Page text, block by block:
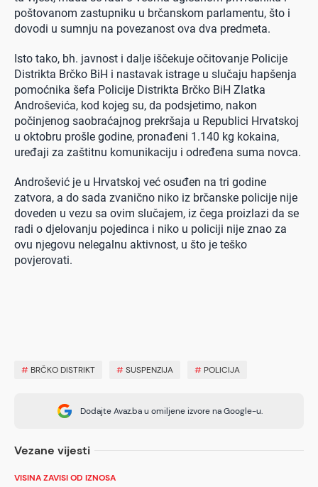
poštovanom zastupniku u brčanskom parlamentu, što i
dovodi u sumnju na povezanost ova dva predmeta.
Isto tako, bh. javnost i dalje iščekuje očitovanje Policije
Distrikta Brčko BiH i nastavak istrage u slučaju hapšenja
pomoćnika šefa Policije Distrikta Brčko BiH Zlatka
Androševića, kod kojeg su, da podsjetimo, nakon
počinjenog saobraćajnog prekršaja u Republici Hrvatskoj
u oktobru prošle godine, pronađeni 1.140 kg kokaina,
uređaji za zaštitnu komunikaciju i određena suma novca.
Androšević je u Hrvatskoj već osuđen na tri godine
zatvora, a do sada zvanično niko iz brčanske policije nije
doveden u vezu sa ovim slučajem, iz čega proizlazi da se
radi o djelovanju pojedinca i niko u policiji nije znao za
ovu njegovu nelegalnu aktivnost, u što je teško
povjerovati.
# BRČKO DISTRIKT #SUSPENZIJA # POLICIJA
Dodajte Avaz.ba u omiljene izvore na Google-u.
Vezane vijesti
VISINA ZAVISI OD IZNOSA